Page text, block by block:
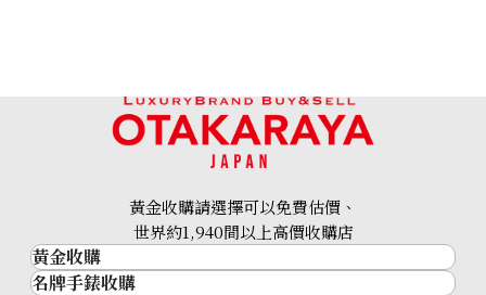
黃金收購請選擇可以免費估價、
世界約1,940間以上高價收購店
黃金收購
黃金･金條
名牌手錶收購